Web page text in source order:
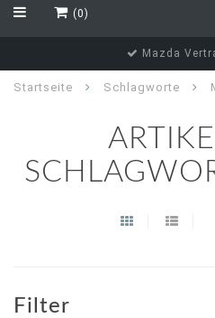
(0)
Mazda
Startseite Schlagworte
Filter